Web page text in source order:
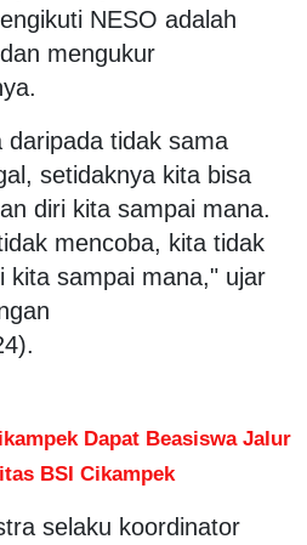
NESO adalah
mengukur
daripada tidak sama
setidaknya kita bisa
diri kita sampai mana.
mencoba, kita tidak
kita sampai mana," ujar
Dapat Beasiswa Jalur
BSI Cikampek
selaku koordinator